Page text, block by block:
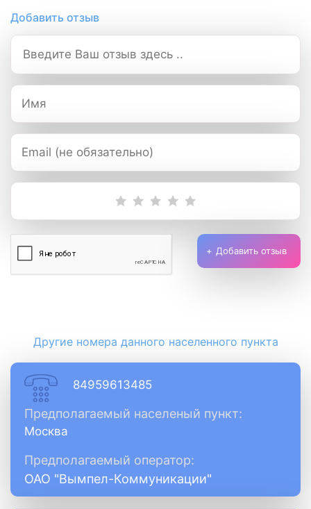
Добавить отзыв
Добавить отзыв
Другие номера данного населенного пункта
84959613485
Предполагаемый населеный пункт:
Москва
Предполагаемый оператор:
ОАО "Вымпел-Коммуникации"